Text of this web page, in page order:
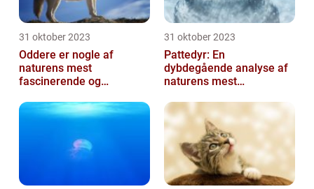
31 oktober 2023
Oddere er nogle af
naturens mest
fascinerende og
31 oktober 2023
Pattedyr: En
dybdegående analyse af
naturens mest